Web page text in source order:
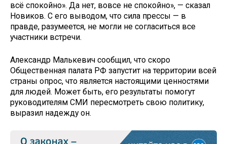
всё спокойно». Да нет, вовсе не спокойно», — сказал
Новиков. С его выводом, что сила прессы — в
правде, разумеется, не могли не согласиться все
участники встречи.
Александр Малькевич сообщил, что скоро
Общественная палата РФ запустит на территории всей
страны опрос, что является настоящими ценностями
для людей. Может быть, его результаты помогут
руководителям СМИ пересмотреть свою политику,
выразил надежду он.